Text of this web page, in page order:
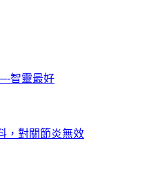
智靈最好
，對關節炎無效